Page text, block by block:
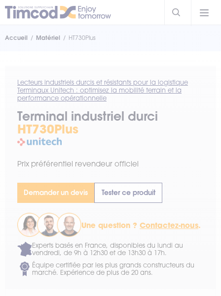
Accueil Matériel HT730Plus
Lecteurs industriels durcis et résistants pour la logistique
Terminaux Unitech : optimisez la mobilité terrain et la
performance opérationnelle
Terminal industriel durci
HT730Plus
Prix préférentiel revendeur officiel
Demander un devis Tester ce produit
Une question ? Contactez-nous.
Experts basés en France, disponibles du lundi au
vendredi, de 9h à 12h30 et de 13h30 à 17h.
Équipe certifiée par les plus grands constructeurs du
marché. Expérience de plus de 20 ans.